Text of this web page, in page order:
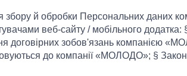
збору й обробки Персональних
веб-сайту / мобільного додатка: §
договірних зобов'язань компанією
до компанії «МОЛОДО»; §